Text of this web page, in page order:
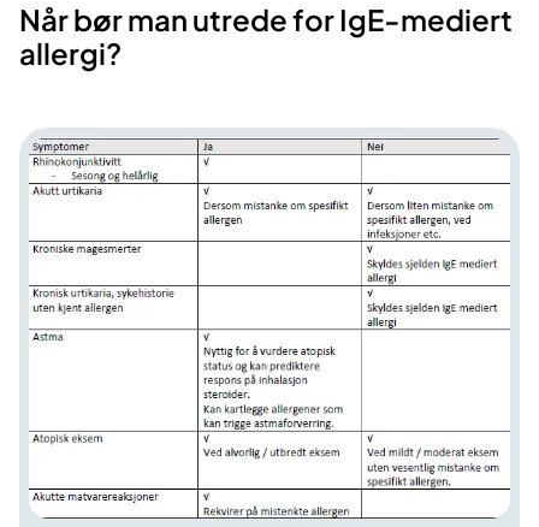
Når bør man utrede for IgE-mediert
allergi?